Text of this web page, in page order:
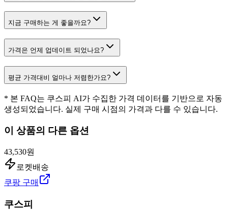
지금 구매하는 게 좋을까요?
가격은 언제 업데이트 되었나요?
평균 가격대비 얼마나 저렴한가요?
* 본 FAQ는 쿠스피 AI가 수집한 가격 데이터를 기반으로 자동
생성되었습니다. 실제 구매 시점의 가격과 다를 수 있습니다.
이 상품의 다른 옵션
43,530원
로켓배송
쿠팡 구매
쿠스피